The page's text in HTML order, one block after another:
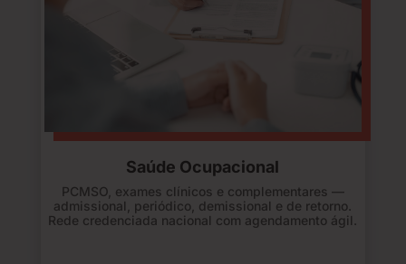
Saúde Ocupacional
PCMSO, exames clínicos e complementares —
admissional, periódico, demissional e de retorno.
Rede credenciada nacional com agendamento ágil.